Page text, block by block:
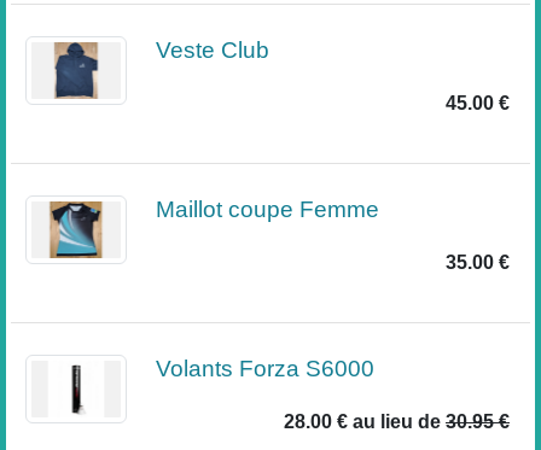
Veste Club
45.00 €
Maillot coupe Femme
35.00 €
Volants Forza S6000
28.00 € au lieu de 30.95 €